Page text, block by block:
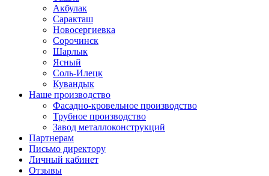
Акбулак
Саракташ
Новосергиевка
Сорочинск
Шарлык
Ясный
Соль-Илецк
Кувандык
Наше производство
Фасадно-кровельное производство
Трубное производство
Завод металлоконструкций
Партнерам
Письмо директору
Личный кабинет
Отзывы